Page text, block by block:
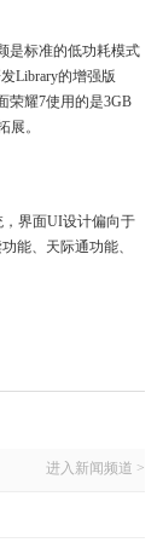
是标准的低功耗模式
Library的增强版
荣耀7使用的是3GB
展。
，界面UI设计偏向于
能、天际通功能、
进入新闻频道 >